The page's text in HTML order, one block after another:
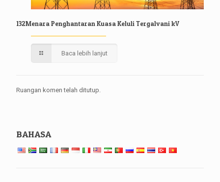
132Menara Penghantaran Kuasa Keluli Tergalvani kV
Baca lebih lanjut
Ruangan komen telah ditutup.
BAHASA